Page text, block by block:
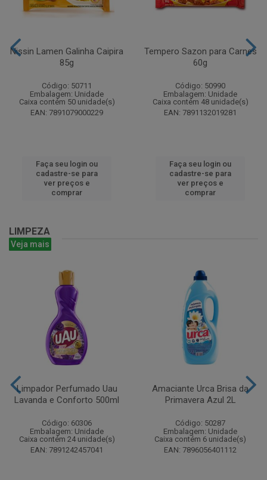
Nissin Lamen Galinha Caipira
85g
Código: 50711
Embalagem: Unidade
Caixa contém 50 unidade(s)
EAN: 7891079000229
Faça seu login ou
cadastre-se para
ver preços e
comprar
Tempero Sazon para Carnes
60g
Código: 50990
Embalagem: Unidade
Caixa contém 48 unidade(s)
EAN: 7891132019281
Faça seu login ou
cadastre-se para
ver preços e
comprar
LIMPEZA
Veja mais
Limpador Perfumado Uau
Lavanda e Conforto 500ml
Código: 60306
Embalagem: Unidade
Caixa contém 24 unidade(s)
EAN: 7891242457041
Amaciante Urca Brisa da
Primavera Azul 2L
Código: 50287
Embalagem: Unidade
Caixa contém 6 unidade(s)
EAN: 7896056401112